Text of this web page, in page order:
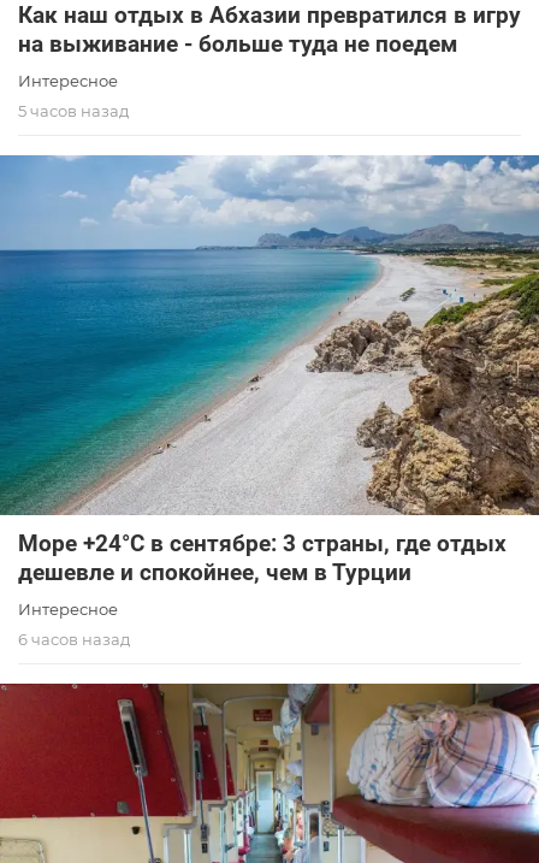
Как наш отдых в Абхазии превратился в игру
на выживание - больше туда не поедем
Интересное
5 часов назад
Море +24°C в сентябре: 3 страны, где отдых
дешевле и спокойнее, чем в Турции
Интересное
6 часов назад